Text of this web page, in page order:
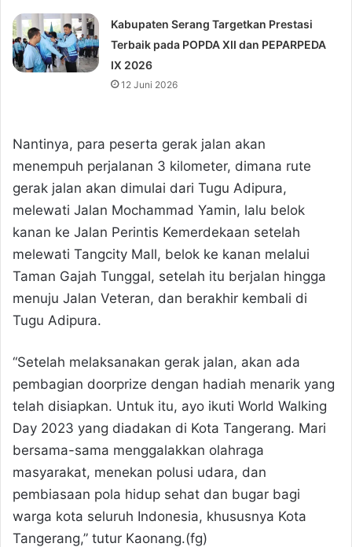
Kabupaten Serang Targetkan Prestasi
Terbaik pada POPDA XII dan PEPARPEDA
IX 2026
12 Juni 2026
Nantinya, para peserta gerak jalan akan
menempuh perjalanan 3 kilometer, dimana rute
gerak jalan akan dimulai dari Tugu Adipura,
melewati Jalan Mochammad Yamin, lalu belok
kanan ke Jalan Perintis Kemerdekaan setelah
melewati Tangcity Mall, belok ke kanan melalui
Taman Gajah Tunggal, setelah itu berjalan hingga
menuju Jalan Veteran, dan berakhir kembali di
Tugu Adipura.
“Setelah melaksanakan gerak jalan, akan ada
pembagian doorprize dengan hadiah menarik yang
telah disiapkan. Untuk itu, ayo ikuti World Walking
Day 2023 yang diadakan di Kota Tangerang. Mari
bersama-sama menggalakkan olahraga
masyarakat, menekan polusi udara, dan
pembiasaan pola hidup sehat dan bugar bagi
warga kota seluruh Indonesia, khususnya Kota
Tangerang,” tutur Kaonang.(fg)